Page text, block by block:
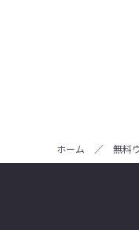
ホーム ／ 無料